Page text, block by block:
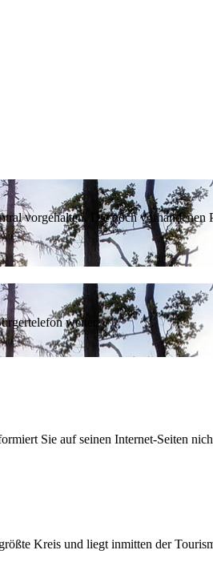
vorgehalten. Die noch
weiter.
Sie auf seinen Internet-Seiten
Kreis und liegt inmitten der